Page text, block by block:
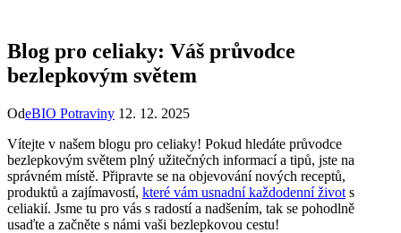
Blog pro celiaky: Váš průvodce
bezlepkovým světem
OdeBIO Potraviny 12. 12. 2025
Vítejte v našem blogu pro celiaky! Pokud hledáte průvodce
bezlepkovým světem plný užitečných informací a tipů, jste na
správném místě. Připravte se na objevování nových receptů,
produktů a zajímavostí, které vám usnadní každodenní život s
celiakií. Jsme tu pro vás s radostí a nadšením, tak se pohodlně
usaďte a začněte s námi vaši bezlepkovou cestu!